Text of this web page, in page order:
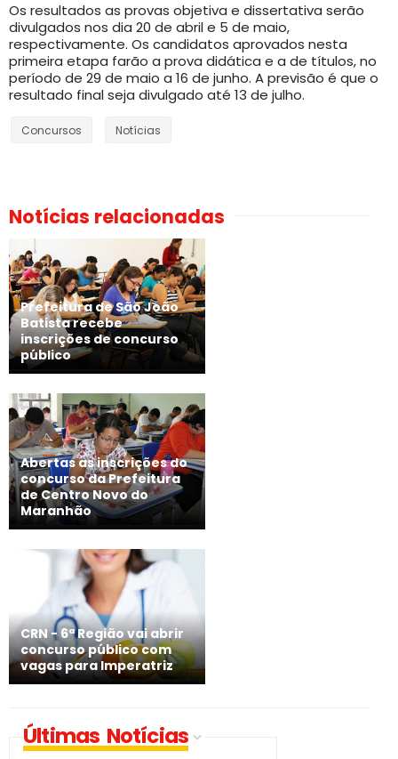
Os resultados as provas objetiva e dissertativa serão
divulgados nos dia 20 de abril e 5 de maio,
respectivamente. Os candidatos aprovados nesta
primeira etapa farão a prova didática e a de títulos, no
período de 29 de maio a 16 de junho. A previsão é que o
resultado final seja divulgado até 13 de julho.
Concursos Notícias
Notícias relacionadas
Prefeitura de São João
Batista recebe
inscrições de concurso
público
Abertas as inscrições do
concurso da Prefeitura
de Centro Novo do
Maranhão
CRN - 6ª Região vai abrir
concurso público com
vagas para Imperatriz
Últimas Notícias